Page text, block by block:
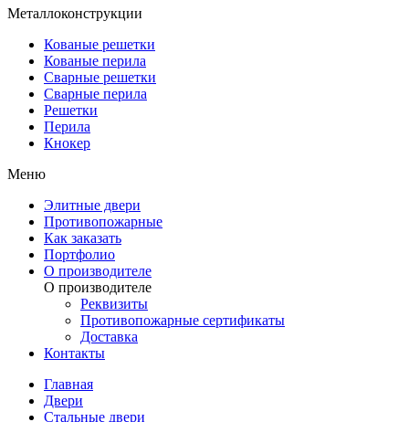
Металлоконструкции
Кованые решетки
Кованые перила
Сварные решетки
Сварные перила
Решетки
Перила
Кнокер
Меню
Элитные двери
Противопожарные
Как заказать
Портфолио
О производителе
О производителе
Реквизиты
Противопожарные сертификаты
Доставка
Контакты
Главная
Двери
Стальные двери